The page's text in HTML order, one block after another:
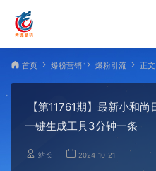
首页 爆粉营销 爆粉引流 正文
【第11761期】最新小和
一键生成工具3分钟一条
站长 2024-10-21